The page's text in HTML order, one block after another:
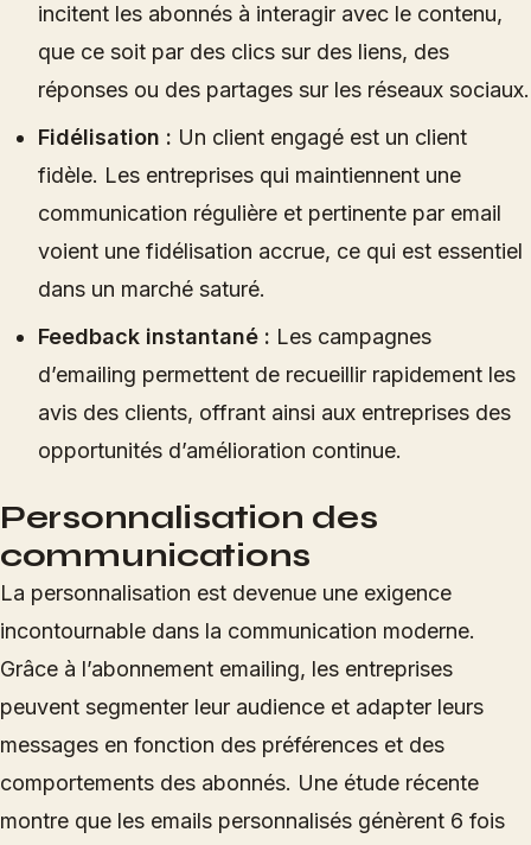
incitent les abonnés à interagir avec le contenu,
que ce soit par des clics sur des liens, des
réponses ou des partages sur les réseaux sociaux.
Fidélisation : Un client engagé est un client
fidèle. Les entreprises qui maintiennent une
communication régulière et pertinente par email
voient une fidélisation accrue, ce qui est essentiel
dans un marché saturé.
Feedback instantané : Les campagnes
d’emailing permettent de recueillir rapidement les
avis des clients, offrant ainsi aux entreprises des
opportunités d’amélioration continue.
Personnalisation des
communications
La personnalisation est devenue une exigence
incontournable dans la communication moderne.
Grâce à l’abonnement emailing, les entreprises
peuvent segmenter leur audience et adapter leurs
messages en fonction des préférences et des
comportements des abonnés. Une étude récente
montre que les emails personnalisés génèrent 6 fois